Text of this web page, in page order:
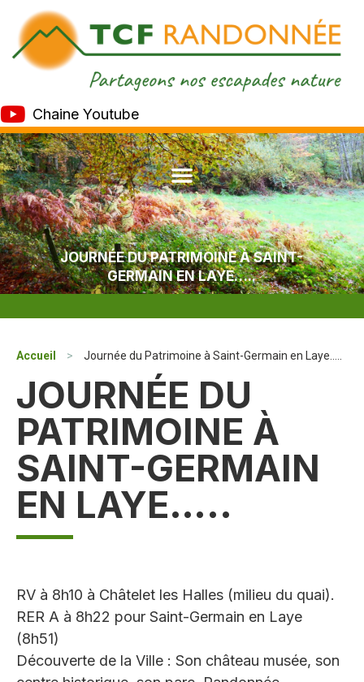
Chaine Youtube
JOURNÉE DU PATRIMOINE À SAINT-
GERMAIN EN LAYE…..
Accueil > Journée du Patrimoine à Saint-Germain en Laye…..
JOURNÉE DU
PATRIMOINE À
SAINT-GERMAIN
EN LAYE…..
RV à 8h10 à Châtelet les Halles (milieu du quai).
RER A à 8h22 pour Saint-Germain en Laye
(8h51)
Découverte de la Ville : Son château musée, son